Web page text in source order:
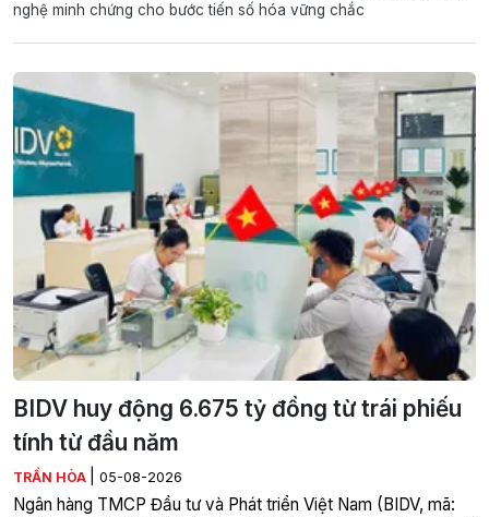
nghệ minh chứng cho bước tiến số hóa vững chắc
BIDV huy động 6.675 tỷ đồng từ trái phiếu
tính từ đầu năm
TRẦN HÒA 05-08-2026
Ngân hàng TMCP Đầu tư và Phát triển Việt Nam (BIDV, mã: